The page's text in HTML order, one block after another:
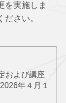
を実施しま
さい。
および講座
年４月１